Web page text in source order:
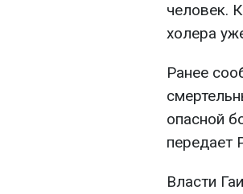
человек.
холера
Ранее
опасной
передает
Власти